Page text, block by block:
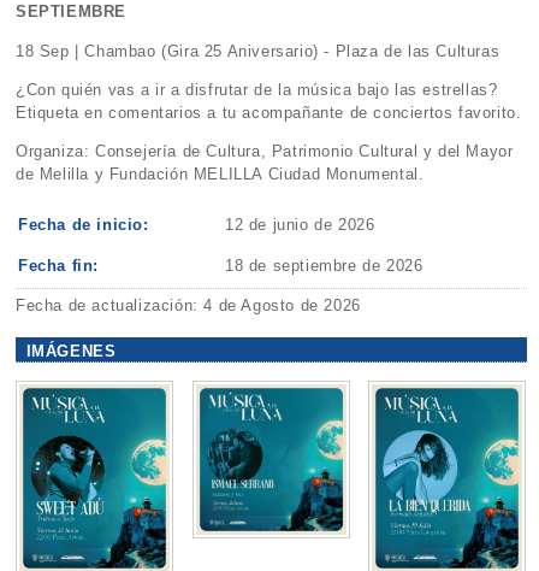
SEPTIEMBRE
18 Sep | Chambao (Gira 25 Aniversario) - Plaza de las Culturas
¿Con quién vas a ir a disfrutar de la música bajo las estrellas?
Etiqueta en comentarios a tu acompañante de conciertos favorito.
Organiza: Consejería de Cultura, Patrimonio Cultural y del Mayor
de Melilla y Fundación MELILLA Ciudad Monumental.
Fecha de inicio: 12 de junio de 2026
Fecha fin: 18 de septiembre de 2026
Fecha de actualización: 4 de Agosto de 2026
IMÁGENES